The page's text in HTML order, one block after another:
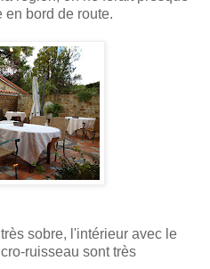
en bord de route.
sobre, l'intérieur avec le
ruisseau sont très